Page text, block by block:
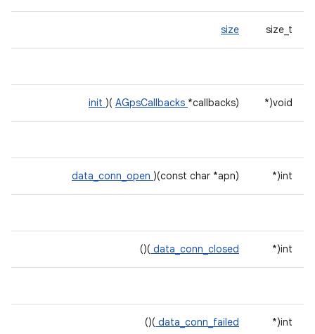
size_t
size
void(*
init )( AGpsCallbacks *callbacks)
int(*
data_conn_open )(const char *apn)
int(*
data_conn_closed
)()
int(*
data_conn_failed
)()